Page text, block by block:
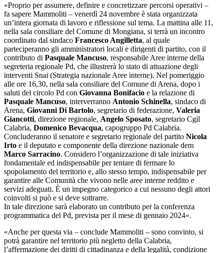
«Proprio per assumere, definire e concretizzare percorsi operativi –
fa sapere Mammoliti – venerdì 24 novembre è stata organizzata
un’intera giornata di lavoro e riflessione sul tema. La mattina alle 11,
nella sala consiliare del Comune di Mongiana, si terrà un incontro
coordinato dal sindaco Francesco Angilletta, al quale
parteciperanno gli amministratori locali e dirigenti di partito, con il
contributo di Pasquale Mancuso, responsabile Aree interne della
segreteria regionale Pd, che illustrerà lo stato di attuazione degli
interventi Snai (Strategia nazionale Aree interne). Nel pomeriggio
alle ore 16,30, nella sala consiliare del Comune di Arena, dopo i
saluti del circolo Pd con Giovanna Bonifacio e la relazione di
Pasquale Mancuso, interverranno Antonio Schinella, sindaco di
Arena, Giovanni Di Bartolo, segretario di federazione, Valeria
Giancotti, direzione regionale, Angelo Sposato, segretario Cgil
Calabria, Domenico Bevacqua, capogruppo Pd Calabria.
Concluderanno il senatore e segretario regionale del partito Nicola
Irto e il deputato e componente della direzione nazionale dem
Marco Sarracino. Considero l’organizzazione di tale iniziativa
fondamentale ed indispensabile per tentare di fermare lo
spopolamento del territorio e, allo stesso tempo, indispensabile per
garantire alle Comunità che vivono nelle aree interne reddito e
servizi adeguati. È un impegno categorico a cui nessuno degli attori
coinvolti si può e si deve sottrarre.
In tale direzione sarà elaborato un contributo per la conferenza
programmatica del Pd, prevista per il mese di gennaio 2024».
«Anche per questa via – conclude Mammoliti – sono convinto, si
potrà garantire nel territorio più negletto della Calabria,
l’affermazione dei diritti di cittadinanza e della legalità, condizione